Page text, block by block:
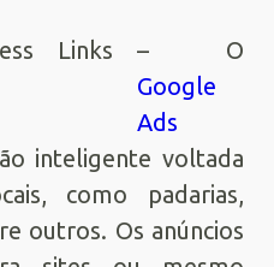
– O
Google
Ads
inteligente voltada
como padarias,
outros. Os anúncios